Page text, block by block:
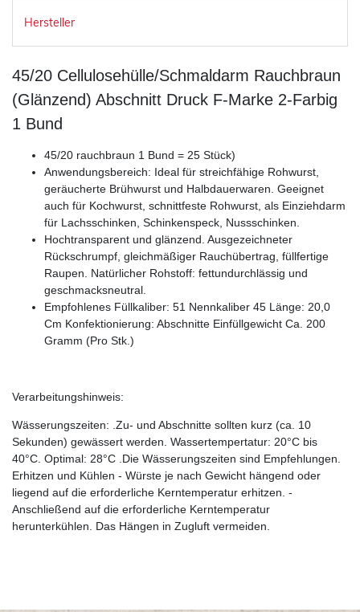
Hersteller
45/20 Cellulosehülle/Schmaldarm Rauchbraun
(Glänzend) Abschnitt Druck F-Marke 2-Farbig
1 Bund
45/20 rauchbraun 1 Bund = 25 Stück)
Anwendungsbereich: Ideal für streichfähige Rohwurst,
geräucherte Brühwurst und Halbdauerwaren. Geeignet
auch für Kochwurst, schnittfeste Rohwurst, als Einziehdarm
für Lachsschinken, Schinkenspeck, Nussschinken.
Hochtransparent und glänzend. Ausgezeichneter
Rückschrumpf, gleichmäßiger Rauchübertrag, füllfertige
Raupen. Natürlicher Rohstoff: fettundurchlässig und
geschmacksneutral.
Empfohlenes Füllkaliber: 51 Nennkaliber 45 Länge: 20,0
Cm Konfektionierung: Abschnitte Einfüllgewicht Ca. 200
Gramm (Pro Stk.)
Verarbeitungshinweis:
Wässerungszeiten: .Zu- und Abschnitte sollten kurz (ca. 10
Sekunden) gewässert werden. Wassertempertatur: 20°C bis
40°C. Optimal: 28°C .Die Wässerungszeiten sind Empfehlungen.
Erhitzen und Kühlen - Würste je nach Gewicht hängend oder
liegend auf die erforderliche Kerntemperatur erhitzen. -
Anschließend auf die erforderliche Kerntemperatur
herunterkühlen. Das Hängen in Zugluft vermeiden.